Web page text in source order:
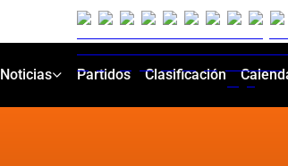
Noticias Partidos Clasificación